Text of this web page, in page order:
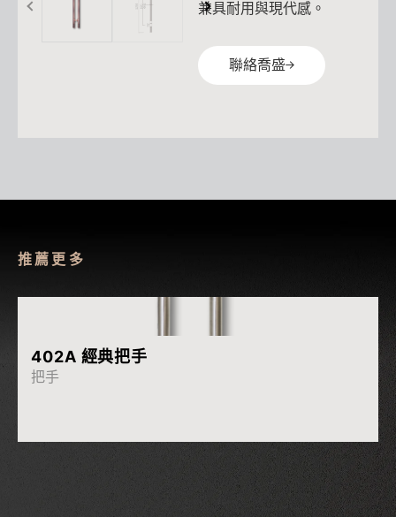
兼具耐用與現代感。
聯絡喬盛
推薦更多
402A 經典把手
把手